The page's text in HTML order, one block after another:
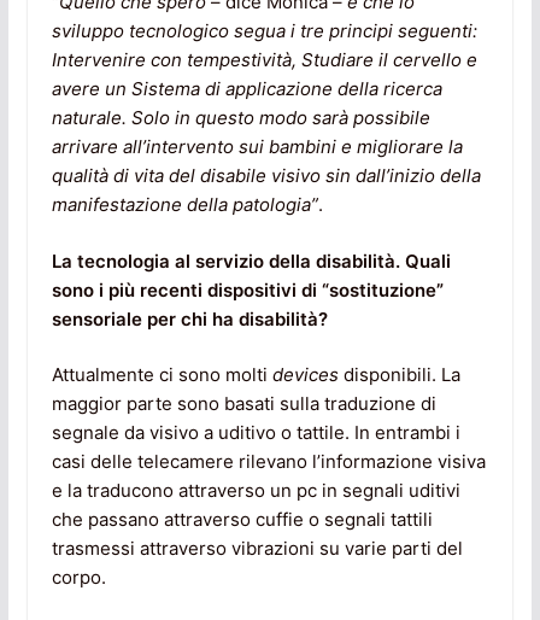
sviluppo tecnologico segua i tre principi seguenti:
Intervenire con tempestività, Studiare il cervello e
avere un Sistema di applicazione della ricerca
naturale. Solo in questo modo sarà possibile
arrivare all’intervento sui bambini e migliorare la
qualità di vita del disabile visivo sin dall’inizio della
manifestazione della patologia”.
La tecnologia al servizio della disabilità. Quali
sono i più recenti dispositivi di “sostituzione”
sensoriale per chi ha disabilità?
Attualmente ci sono molti devicesdisponibili. La
maggior parte sono basati sulla traduzione di
segnale da visivo a uditivo o tattile. In entrambi i
casi delle telecamere rilevano l’informazione visiva
e la traducono attraverso un pc in segnali uditivi
che passano attraverso cuffie o segnali tattili
trasmessi attraverso vibrazioni su varie parti del
corpo.